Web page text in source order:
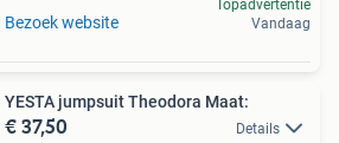
Bezoek website
Topadvertentie
Vandaag
YESTA jumpsuit Theodora Maat:
€ 37,50 Details